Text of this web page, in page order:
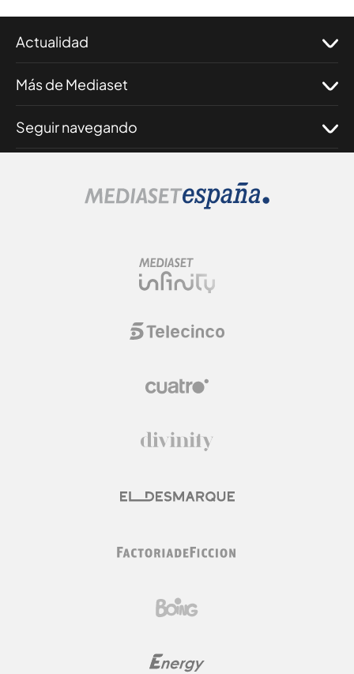
Actualidad
Más de Mediaset
Seguir navegando